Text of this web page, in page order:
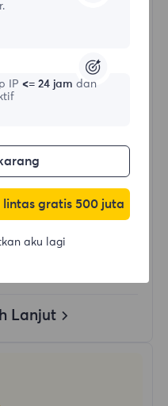
Batas
seluruh dunia
Lanjut
IP <= 24 jam dan
lintas gratis 500 juta
aku lagi